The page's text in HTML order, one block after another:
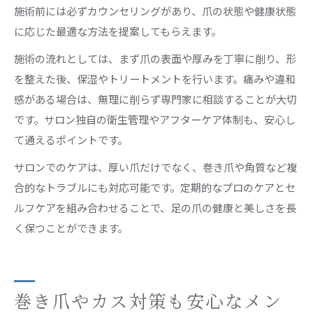
施術前には必ずカウンセリングがあり、爪の状態や健康状態
に応じた最適な方法を提案してもらえます。
施術の流れとしては、まず爪の表面や厚みを丁寧に削り、形
を整えた後、保湿やトリートメントを行います。痛みや違和
感がある場合は、無理に削らず専門家に相談することが大切
です。サロン独自の衛生管理やアフターケア体制も、安心し
て通えるポイントです。
サロンでのケアは、厚い爪だけでなく、巻き爪や角質など複
合的なトラブルにも対応可能です。定期的なプロのケアとセ
ルフケアを組み合わせることで、足の爪の健康と美しさを長
く保つことができます。
巻き爪やカス対策も安心なメン